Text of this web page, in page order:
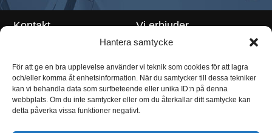
Hantera samtycke
För att ge en bra upplevelse använder vi teknik som cookies för att lagra
och/eller komma åt enhetsinformation. När du samtycker till dessa tekniker
kan vi behandla data som surfbeteende eller unika ID:n på denna
webbplats. Om du inte samtycker eller om du återkallar ditt samtycke kan
detta påverka vissa funktioner negativt.
Kontakt
64 Stockholm
info@enhunt.com
Vi erbjuder
Teknikkonsulter
Rekryteringskonsult
Employer Branding